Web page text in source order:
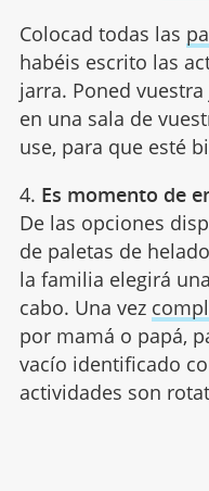
Colocad todas las
habéis escrito las
jarra. Poned
en una sala de
use, para que esté
4. Es momento de
De las opciones
de paletas de
la familia elegirá
cabo. Una vez
por mamá o papá,
vacío identificado
actividades son